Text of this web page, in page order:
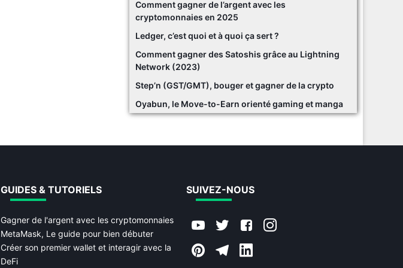
Comment gagner de l’argent avec les
cryptomonnaies en 2025
Ledger, c’est quoi et à quoi ça sert ?
Comment gagner des Satoshis grâce au Lightning
Network (2023)
Step’n (GST/GMT), bouger et gagner de la crypto
Oyabun, le Move-to-Earn orienté gaming et manga
GUIDES & TUTORIELS
Gagner de l'argent avec les cryptomonnaies
MetaMask, Le guide pour bien débuter
Créer son premier wallet et interagir avec la
DeFi
SUIVEZ-NOUS